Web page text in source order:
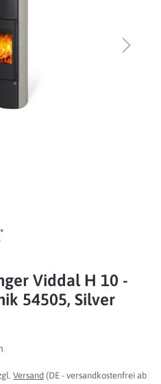
Viddal H 10 -
54505, Silver
0 von 5 Sternen
Versand (DE - versandkostenfrei ab